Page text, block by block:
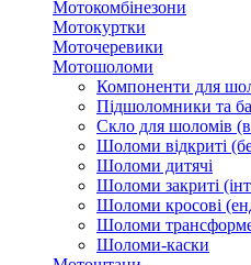
Мотокомбінезони
Мотокуртки
Моточеревики
Мотошоломи
Компоненти для
Підшоломники та
Скло для шоломів
Шоломи відкриті
Шоломи дитячі
Шоломи закриті
Шоломи кросові
Шоломи
Шоломи-каски